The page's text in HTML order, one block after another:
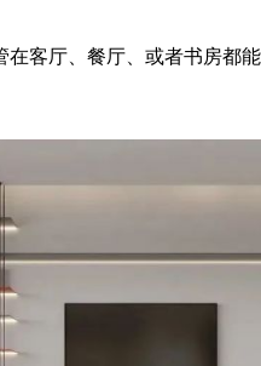
客厅、餐厅、或者书房都